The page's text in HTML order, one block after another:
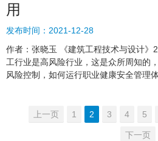
用
发布时间： 2021-12-28
作者：张晓玉 《建筑工程技术与设计》
工行业是高风险行业，这是众所周知的
风险控制，如何运行职业健康安全管理
上一页 1 2 3 4 5
下一页